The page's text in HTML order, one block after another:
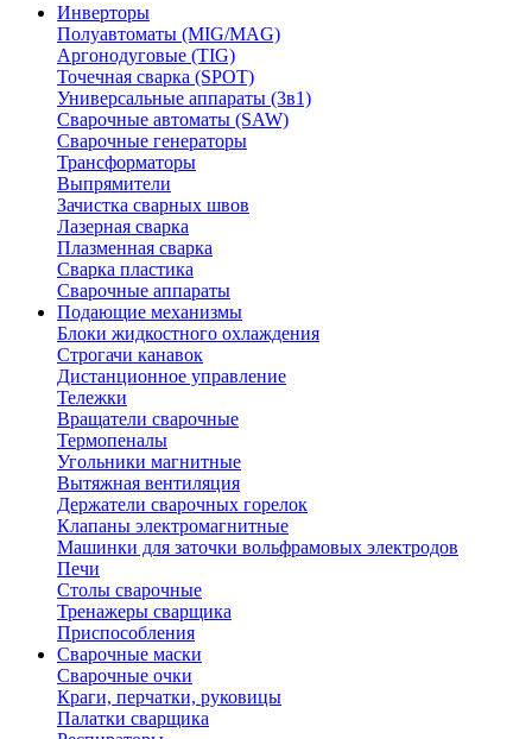
Инверторы
Полуавтоматы (MIG/MAG)
Аргонодуговые (TIG)
Точечная сварка (SPOT)
Универсальные аппараты (3в1)
Сварочные автоматы (SAW)
Сварочные генераторы
Трансформаторы
Выпрямители
Зачистка сварных швов
Лазерная сварка
Плазменная сварка
Сварка пластика
Сварочные аппараты
Подающие механизмы
Блоки жидкостного охлаждения
Строгачи канавок
Дистанционное управление
Тележки
Вращатели сварочные
Термопеналы
Угольники магнитные
Вытяжная вентиляция
Держатели сварочных горелок
Клапаны электромагнитные
Машинки для заточки вольфрамовых электродов
Печи
Столы сварочные
Тренажеры сварщика
Приспособления
Сварочные маски
Сварочные очки
Краги, перчатки, руковицы
Палатки сварщика